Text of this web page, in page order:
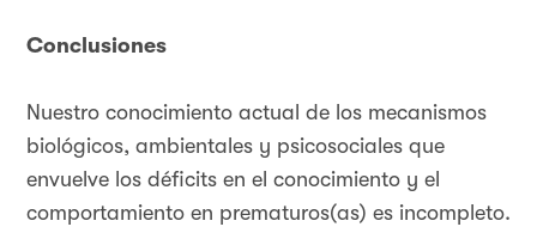
Conclusiones
Nuestro conocimiento actual de los mecanismos
biológicos, ambientales y psicosociales que
envuelve los déficits en el conocimiento y el
comportamiento en prematuros(as) es incompleto.